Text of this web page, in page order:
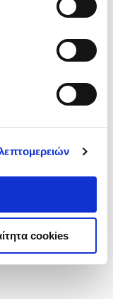
cookies